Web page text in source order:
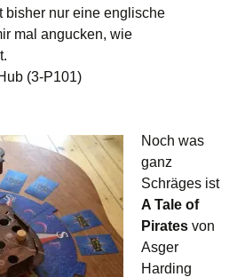
bisher nur eine englische
mal angucken, wie
(3-P101)
Noch was
ganz
Schräges ist
A Tale of
Pirates von
Asger
Harding